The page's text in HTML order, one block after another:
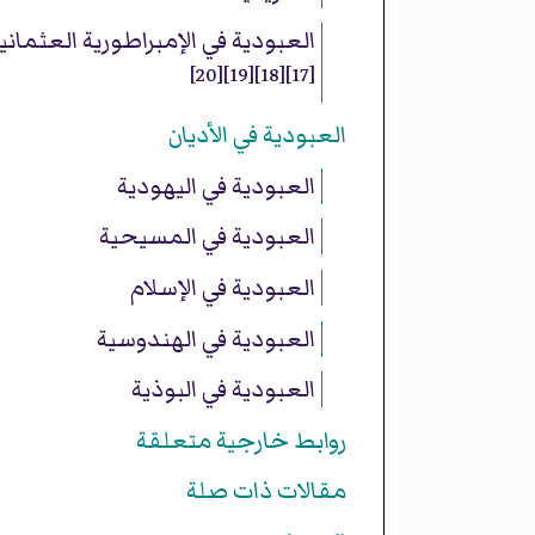
العبودية في الإمبراطورية
[17]
[18]
[19]
[20]
العبودية في الأديان
العبودية في اليهودية
العبودية في المسيحية
العبودية في الإسلام
العبودية في الهندوسية
العبودية في البوذية
روابط خارجية متعلقة
مقالات ذات صلة